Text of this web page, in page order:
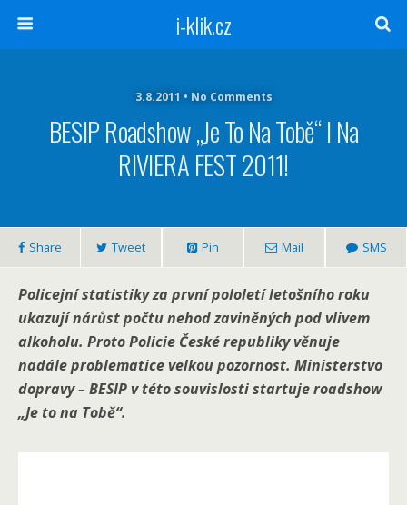
i-klik.cz
3.8.2011 • No Comments
BESIP Roadshow „Je To Na Tobě“ I Na
RIVIERA FEST 2011!
Share Tweet Pin Mail SMS
Policejní statistiky za první pololetí letošního roku
ukazují nárůst počtu nehod zaviněných pod vlivem
alkoholu. Proto Policie České republiky věnuje
nadále problematice velkou pozornost. Ministerstvo
dopravy – BESIP v této souvislosti startuje roadshow
„Je to na Tobě“.